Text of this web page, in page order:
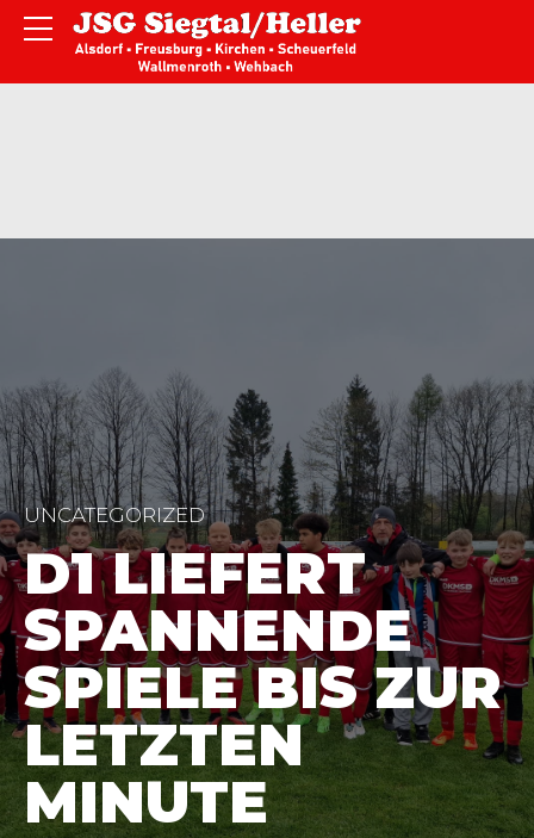
UNCATEGORIZED
D1 LIEFERT
SPANNENDE
SPIELE BIS ZUR
LETZTEN
MINUTE